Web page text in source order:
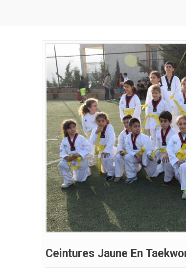
Ceintures Jaune En